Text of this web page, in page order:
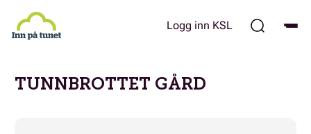
hovedinnhold
Logg inn KSL
TUNNBROTTET GÅRD